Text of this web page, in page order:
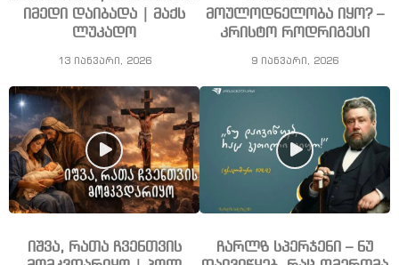
იმედი დაიბადა | მაქს
ლუკადო
13 იანვარი, 2026
მოულოდნელობა იყო? –
კრისტო როდრიგესი
9 იანვარი, 2026
იშვა, რათა ჩვენთვის
ჩარლზ სპერჯენი – ნუ